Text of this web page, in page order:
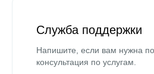
Служба поддержки
Напишите, если вам нужна
консультация по услугам.